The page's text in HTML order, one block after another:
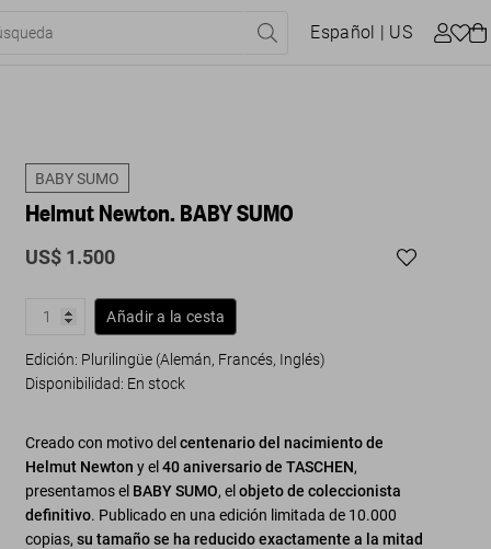
Español | US
BABY SUMO
Helmut Newton. BABY SUMO
US$ 1.500
Añadir a la cesta
Edición: Plurilingüe (Alemán, Francés, Inglés)
Disponibilidad: En stock
Creado con motivo delcentenario del nacimiento de
Helmut Newton y el 40 aniversario de TASCHEN,
presentamos el BABY SUMO, elobjeto de coleccionista
definitivo. Publicado en una edición limitada de 10.000
copias,su tamaño se ha reducido exactamente a la mitad